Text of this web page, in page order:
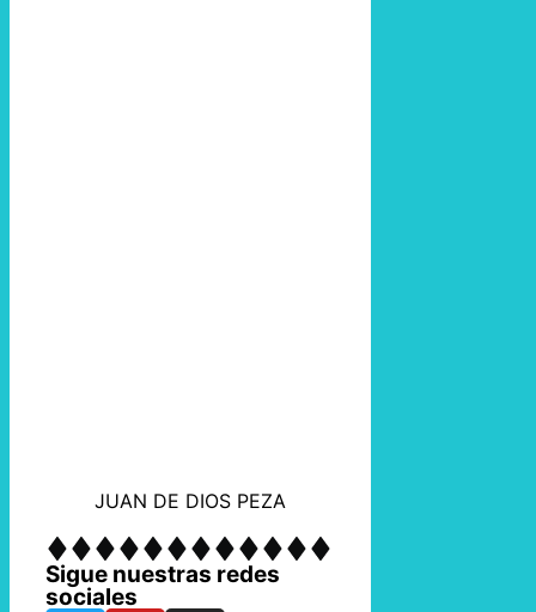
JUAN DE DIOS PEZA
Sigue nuestras redes
sociales